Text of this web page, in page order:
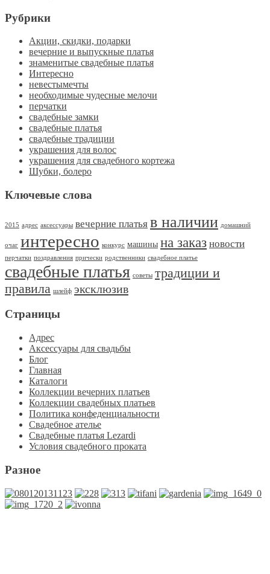
Рубрики
Акции, скидки, подарки
вечерние и выпускные платья
знаменитые свадебные платья
Интересно
невестымечты
необходимые чудесные мелочи
перчатки
свадебные замки
свадебные платья
свадебные традиции
украшения для волос
украшения для свадебного кортежа
Шубки, болеро
Ключевые слова
2015 адрес аксессуары вечерние платья в наличии домашний
очаг интересно конкурс машины на заказ новости
перчатки поздравления прически родственники свадебное платье
свадебные платья советы традиции и
правила шлейф эксклюзив
Страницы
Адрес
Аксессуары для свадьбы
Блог
Главная
Каталоги
Коллекции вечерних платьев
Коллекции свадебных платьев
Политика конфеденциальности
Свадебное ателье
Свадебные платья Lezardi
Условия свадебного проката
Разное